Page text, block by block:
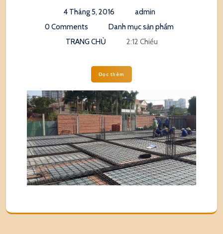
4 Tháng 5, 2016
admin
0 Comments
Danh mục sản phẩm
TRANG CHỦ
2:12 Chiều
Đọc thêm